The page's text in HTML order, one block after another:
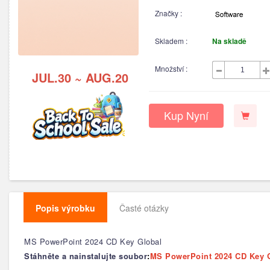
JUL.30 ~ AUG.20
Značky :
Skladem : Na skladě
Množství :
Kup Nyní
Popis výrobku Časté otázky
MS PowerPoint 2024 CD Key Global
Stáhněte a nainstalujte soubor:MS PowerPoint 2024 CD Key